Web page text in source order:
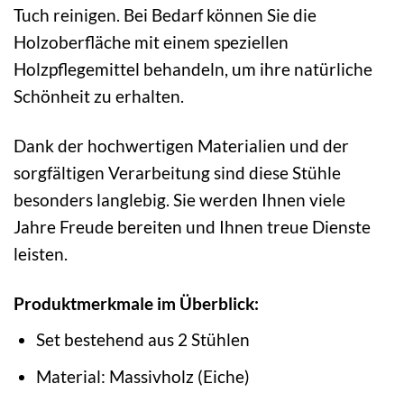
Tuch reinigen. Bei Bedarf können Sie die
Holzoberfläche mit einem speziellen
Holzpflegemittel behandeln, um ihre natürliche
Schönheit zu erhalten.
Dank der hochwertigen Materialien und der
sorgfältigen Verarbeitung sind diese Stühle
besonders langlebig. Sie werden Ihnen viele
Jahre Freude bereiten und Ihnen treue Dienste
leisten.
Produktmerkmale im Überblick:
Set bestehend aus 2 Stühlen
Material: Massivholz (Eiche)